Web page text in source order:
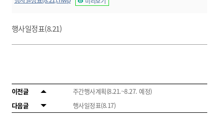
행사일정표(8.21)
이전글
주간행사계획(8.21.~8.27. 예정)
다음글
행사일정표(8.17)